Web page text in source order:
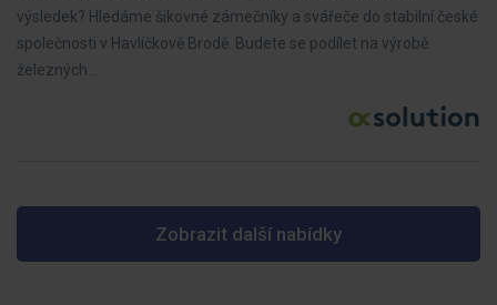
výsledek? Hledáme šikovné zámečníky a svářeče do stabilní české
společnosti v Havlíčkově Brodě. Budete se podílet na výrobě
železných…
Zobrazit další nabídky